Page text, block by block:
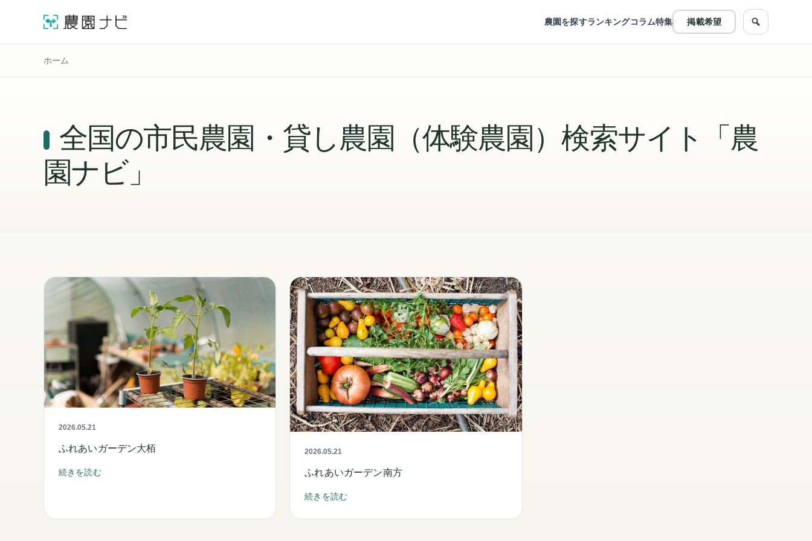
農園を探すランキングコラム特集 掲載希望
農園をフリ
ホーム
全国の市民農園・貸し農園（体験農園）検索サイト「農
園ナビ」
2026.05.21
ふれあいガーデン大栢
続きを読む
2026.05.21
ふれあいガーデン南方
続きを読む